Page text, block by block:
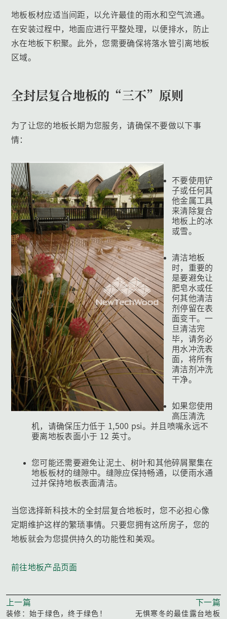
地板板材应适当间距，以允许最佳的雨水和空气流通。
在安装过程中，地面应进行平整处理，以便排水，防止
水在地板下积聚。此外，您需要确保将落水管引离地板
区域。
全封层复合地板的“三不”原则
为了让您的地板长期为您服务，请确保不要做以下事
情：
不要使用铲
子或任何其
他金属工具
来清除复合
地板上的冰
或雪。
清洁地板
时，重要的
是要避免让
肥皂水或任
何其他清洁
剂停留在表
面变干。一
旦清洁完
毕，请务必
用水冲洗表
面，将所有
清洁剂冲洗
干净。
如果您使用
高压清洗
机，请确保压力低于 1,500 psi。并且喷嘴永远不
要离地板表面小于 12 英寸。
您可能还需要避免让泥土、树叶和其他碎屑聚集在
地板板材的缝隙中。缝隙应保持畅通，以便雨水通
过并保持地板表面清洁。
当您选择新科技木的全封层复合地板时，您不必担心像
定期维护这样的繁琐事情。只要您拥有这所房子，您的
地板就会为您提供持久的功能性和美观。
前往地板产品页面
上一篇
装修：始于绿色，终于绿色！
下一篇
无惧寒冬的最佳露台地板